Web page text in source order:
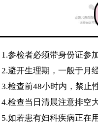
1.参检者必须带身份证参
2.避开生理期，一般于月
3.检查前48小时内，禁止
4.检查当日清晨注意排空
5.如若患有妇科疾病正在